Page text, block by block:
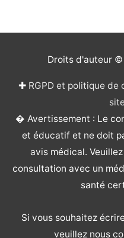
Droits d'auteur
✚ RGPD et politique
� Avertissement : Le
et éducatif et ne doit
avis médical.
consultation avec un
santé
Si vous souhaitez
veuillez nous